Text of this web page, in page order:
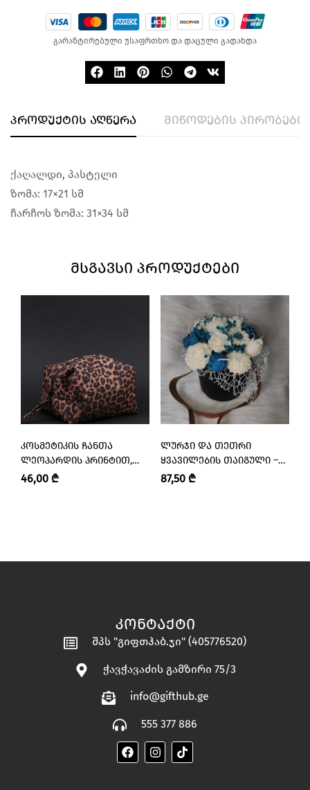
გარანტირებული უსაფრთხო და დაცული გადახდა
პროდუქტის აღწერა მიწოდების პირობები
ქაღალდი, პასტელი
ზომა: 17×21 სმ
ჩარჩოს ზომა: 31×34 სმ
ᲛᲡᲒᲐᲕᲡᲘ ᲞᲠᲝᲓᲣᲥᲢᲔᲑᲘ
ᲙᲝᲡᲛᲔᲢᲘᲙᲘᲡ ᲩᲐᲜᲗᲐ
ᲚᲔᲝᲞᲐᲠᲓᲘᲡ ᲞᲠᲘᲜᲢᲘᲗ,
ᲞᲐᲢᲐᲠᲐ – “BEACHY • ᲑᲘᲩᲘ”
46,00 ₾
ᲚᲣᲠᲯᲘ ᲓᲐ ᲗᲔᲗᲠᲘ
ᲧᲕᲐᲕᲘᲚᲔᲑᲘᲡ ᲗᲐᲘᲒᲣᲚᲘ –
“SOUL FLAME • ᲮᲔᲚᲜᲐᲙᲔᲗᲘ
87,50 ₾
ᲙᲝᲜᲢᲐᲥᲢᲘ
შპს "გიფთჰაბ.ჯი" (405776520)
ჭავჭავაძის გამზირი 75/3
info@gifthub.ge
555 377 886